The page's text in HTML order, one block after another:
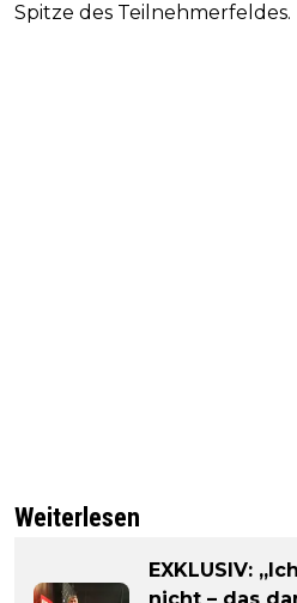
Spitze des Teilnehmerfeldes.
Weiterlesen
EXKLUSIV: